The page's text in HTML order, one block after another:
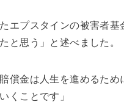
エプスタインの被害者
と思う」と述べました。
賠償金は人生を進めるた
くことです」